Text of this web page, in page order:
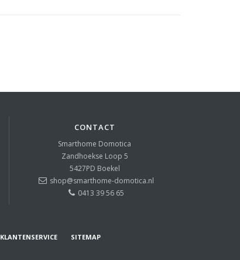
CONTACT
Smarthome Domotica
Zandhoekse Loop 5
5427PD Boekel
shop@smarthome-domotica.nl
0413 39 56 65
KLANTENSERVICE SITEMAP